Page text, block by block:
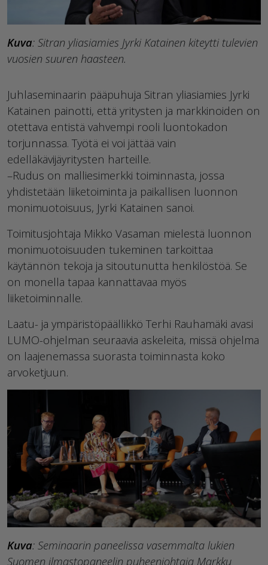
Kuva: Sitran yliasiamies Jyrki Katainen kiteytti tulevien
vuosien suuren haasteen.
Juhlaseminaarin pääpuhuja Sitran yliasiamies Jyrki
Katainen painotti, että yritysten ja markkinoiden on
otettava entistä vahvempi rooli luontokadon
torjunnassa. Työtä ei voi jättää vain
edelläkävijäyritysten harteille.
–Rudus on malliesimerkki toiminnasta, jossa
yhdistetään liiketoiminta ja paikallisen luonnon
monimuotoisuus, Jyrki Katainen sanoi.
Toimitusjohtaja Mikko Vasaman mielestä luonnon
monimuotoisuuden tukeminen tarkoittaa
käytännön tekoja ja sitoutunutta henkilöstöä. Se
on monella tapaa kannattavaa myös
liiketoiminnalle.
Laatu- ja ympäristöpäällikkö Terhi Rauhamäki avasi
LUMO-ohjelman seuraavia askeleita, missä ohjelma
on laajenemassa suorasta toiminnasta koko
arvoketjuun.
Kuva: Seminaarin paneelissa vasemmalta lukien
Suomen ilmastopaneelin puheenjohtaja Markku